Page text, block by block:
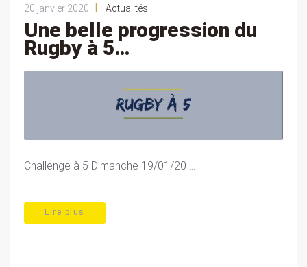
20 janvier 2020 Actualités
Une belle progression du
Rugby à 5…
Challenge à 5 Dimanche 19/01/20 ...
Lire plus